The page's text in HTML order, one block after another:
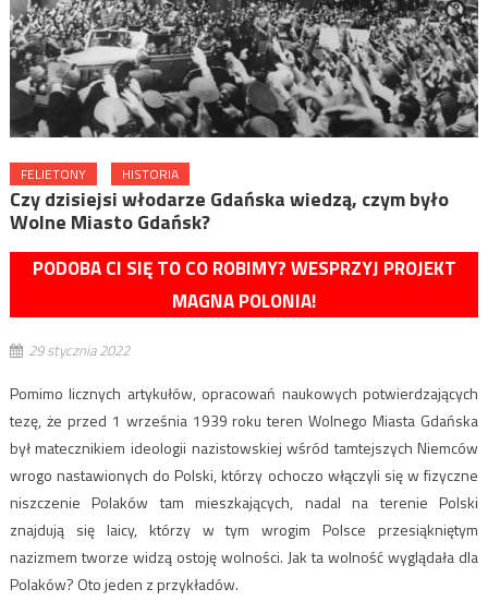
FELIETONY HISTORIA
Czy dzisiejsi włodarze Gdańska wiedzą, czym było
Wolne Miasto Gdańsk?
PODOBA CI SIĘ TO CO ROBIMY? WESPRZYJ PROJEKT
MAGNA POLONIA!
29 stycznia 2022
Pomimo licznych artykułów, opracowań naukowych potwierdzających
tezę, że przed 1 września 1939 roku teren Wolnego Miasta Gdańska
był matecznikiem ideologii nazistowskiej wśród tamtejszych Niemców
wrogo nastawionych do Polski, którzy ochoczo włączyli się w fizyczne
niszczenie Polaków tam mieszkających, nadal na terenie Polski
znajdują się laicy, którzy w tym wrogim Polsce przesiąkniętym
nazizmem tworze widzą ostoję wolności. Jak ta wolność wyglądała dla
Polaków? Oto jeden z przykładów.